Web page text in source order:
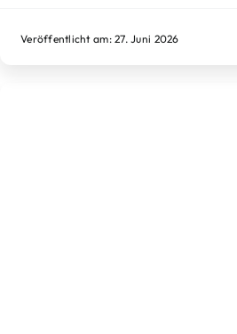
Veröffentlicht am: 27. Juni 2026